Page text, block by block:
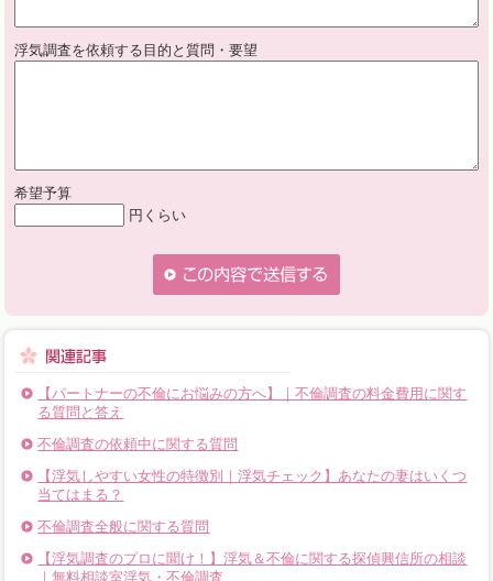
浮気調査を依頼する目的と質問・要望
希望予算
円くらい
【パートナーの不倫にお悩みの方へ】｜不倫調査の料金費用に関す
る質問と答え
不倫調査の依頼中に関する質問
【浮気しやすい女性の特徴別｜浮気チェック】あなたの妻はいくつ
当てはまる？
不倫調査全般に関する質問
【浮気調査のプロに聞け！】浮気＆不倫に関する探偵興信所の相談
｜無料相談室浮気・不倫調査